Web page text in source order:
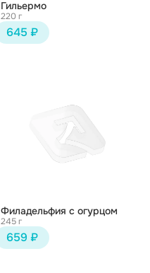
Гильермо
220 г
645 ₽
Филадельфия с огурцом
245 г
659 ₽